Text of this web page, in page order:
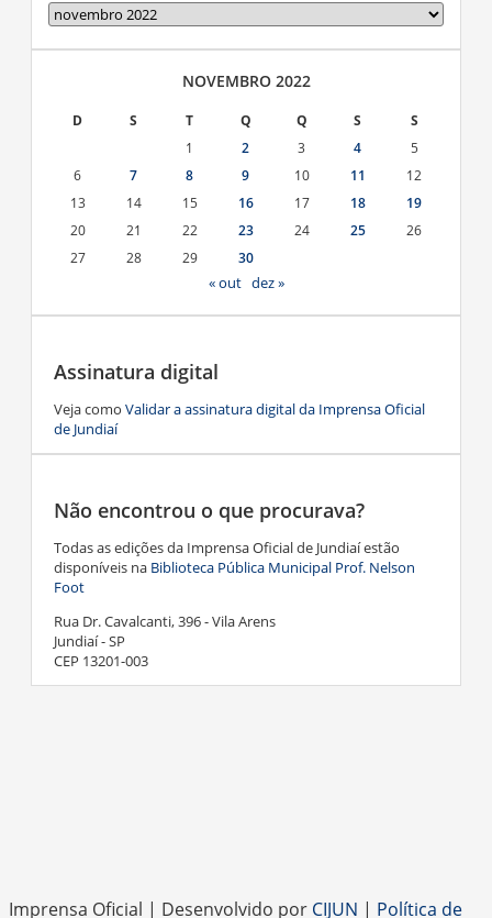
Edições
por
data
NOVEMBRO 2022
D S T Q Q S
S
1
2 3 4
5
6
7 8 9 10 11
12
13
14 15 16 17 18
19
20
21 22 23 24 25
26
27
28 29 30
« out dez »
Assinatura digital
Veja como Validar a assinatura digital da Imprensa Oficial
de Jundiaí
Não encontrou o que procurava?
Todas as edições da Imprensa Oficial de Jundiaí estão
disponíveis na Biblioteca Pública Municipal Prof. Nelson
Foot
Rua Dr. Cavalcanti, 396 - Vila Arens
Jundiaí - SP
CEP 13201-003
Imprensa Oficial | Desenvolvido por CIJUN | Política de